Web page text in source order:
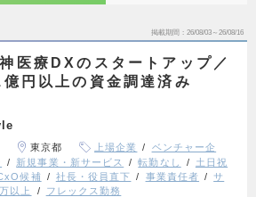
掲載期間 26/08/03～26/08/16
医療DXのスタートアップ／
円以上の資金調達済み
東京都 上場企業
ベンチャー企
新規事業・新サービス 転勤なし
土日祝
候補 社長・役員直下 事業責任者
サ
以上 フレックス勤務